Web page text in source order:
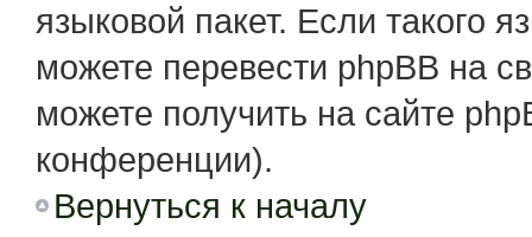
языковой пакет. Если такого
можете перевести phpBB на
можете получить на сайте
конференции).
Вернуться к началу